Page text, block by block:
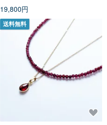
19,800円
送料無料